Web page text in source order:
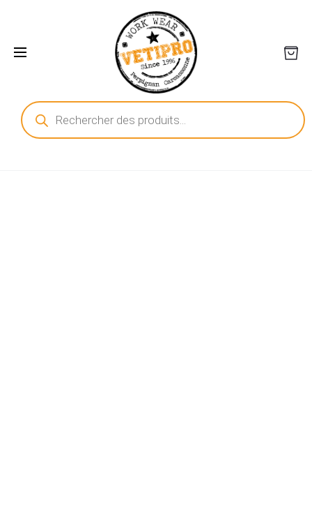
Recherche
de
produits